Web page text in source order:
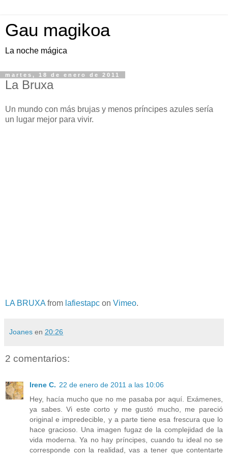
Gau magikoa
La noche mágica
martes, 18 de enero de 2011
La Bruxa
Un mundo con más brujas y menos príncipes azules sería
un lugar mejor para vivir.
LA BRUXA from lafiestapc on Vimeo.
Joanes en 20:26
2 comentarios:
Irene C. 22 de enero de 2011 a las 10:06
Hey, hacía mucho que no me pasaba por aquí. Exámenes,
ya sabes. Vi este corto y me gustó mucho, me pareció
original e impredecible, y a parte tiene esa frescura que lo
hace gracioso. Una imagen fugaz de la complejidad de la
vida moderna. Ya no hay príncipes, cuando tu ideal no se
corresponde con la realidad, vas a tener que contentarte